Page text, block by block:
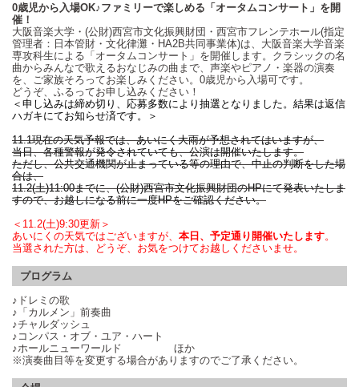
0歳児から入場OK♪ファミリーで楽しめる「オータムコンサート」を開
催！
大阪音楽大学・(公財)西宮市文化振興財団・西宮市フレンテホール(指定
管理者：日本管財・文化律灘・HA2B共同事業体)は、大阪音楽大学音楽
専攻科生による「オータムコンサート」を開催します。クラシックの名
曲からみんなで歌えるおなじみの曲まで、声楽やピアノ・楽器の演奏
を、ご家族そろってお楽しみください。0歳児から入場可です。
どうぞ、ふるってお申し込みください！
＜申し込みは締め切り、応募多数により抽選となりました。結果は返信
ハガキにてお知らせ済です。＞
11.1現在の天気予報では、あいにく大雨が予想されてはいますが、
当日、各種警報が発令されていても、公演は開催いたします。
ただし、公共交通機関が止まっている等の理由で、中止の判断をした場
合は、
11.2(土)11:00までに、(公財)西宮市文化振興財団のHPにて発表いたしま
すので、お越しになる前に一度HPをご確認ください。
＜11.2(土)9:30更新＞
あいにくの天気ではございますが、 本日、予定通り開催いたします。
当選された方は、どうぞ、お気をつけてお越しくださいませ。
プログラム
♪ドレミの歌
♪「カルメン」前奏曲
♪チャルダッシュ
♪コンパス・オブ・ユア・ハート
♪ホールニューワールド ほか
※演奏曲目等を変更する場合がありますのでご了承ください。